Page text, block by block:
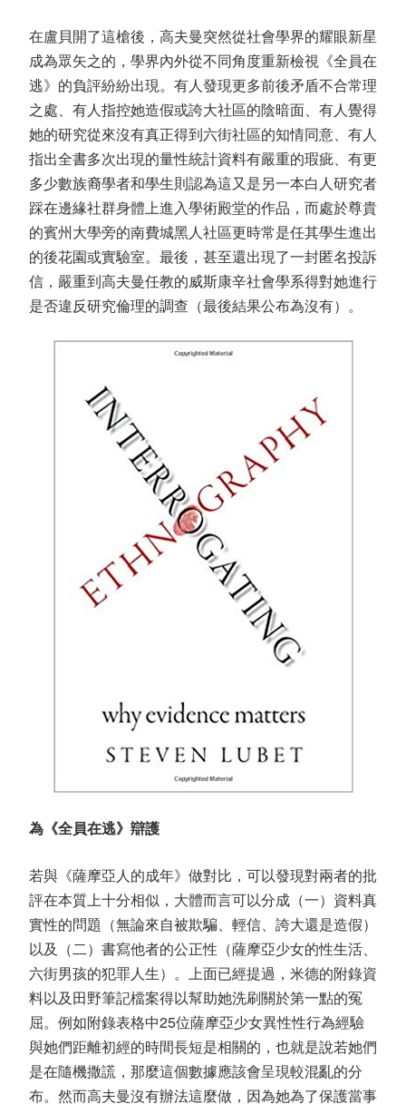
在盧貝開了這槍後，高夫曼突然從社會學界的耀眼新星
成為眾矢之的，學界內外從不同角度重新檢視《全員在
逃》的負評紛紛出現。有人發現更多前後矛盾不合常理
之處、有人指控她造假或誇大社區的陰暗面、有人覺得
她的研究從來沒有真正得到六街社區的知情同意、有人
指出全書多次出現的量性統計資料有嚴重的瑕疵、有更
多少數族裔學者和學生則認為這又是另一本白人研究者
踩在邊緣社群身體上進入學術殿堂的作品，而處於尊貴
的賓州大學旁的南費城黑人社區更時常是任其學生進出
的後花園或實驗室。最後，甚至還出現了一封匿名投訴
信，嚴重到高夫曼任教的威斯康辛社會學系得對她進行
是否違反研究倫理的調查（最後結果公布為沒有）。
為《全員在逃》辯護
若與《薩摩亞人的成年》做對比，可以發現對兩者的批
評在本質上十分相似，大體而言可以分成（一）資料真
實性的問題（無論來自被欺騙、輕信、誇大還是造假）
以及（二）書寫他者的公正性（薩摩亞少女的性生活、
六街男孩的犯罪人生）。上面已經提過，米德的附錄資
料以及田野筆記檔案得以幫助她洗刷關於第一點的冤
屈。例如附錄表格中25位薩摩亞少女異性性行為經驗
與她們距離初經的時間長短是相關的，也就是說若她們
是在隨機撒謊，那麼這個數據應該會呈現較混亂的分
布。然而高夫曼沒有辦法這麼做，因為她為了保護當事